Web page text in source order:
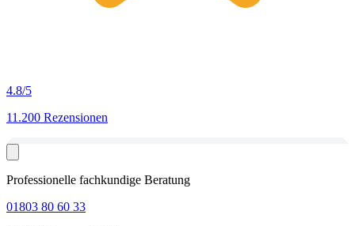
4.8/5
11.200 Rezensionen
Professionelle fachkundige Beratung
01803 80 60 33